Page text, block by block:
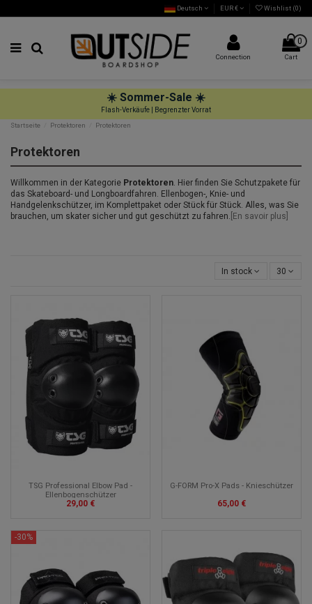
Deutsch EUR € Wishlist (0)
Connection
0
Cart
☀️ Sommer-Sale ☀️
Flash-Verkäufe | Begrenzter Vorrat
Startseite
Protektoren Protektoren
Protektoren
Willkommen in der Kategorie Protektoren . Hier finden Sie Schutzpakete für
das Skateboard- und Longboardfahren. Ellenbogen-, Knie- und
Handgelenkschützer, im Komplettpaket oder Stück für Stück. Alles, was Sie
brauchen, um skater sicher und gut geschützt zu fahren. [En savoir plus]
In stock 30
TSG Professional Elbow Pad -
Ellenbogenschützer
29,00 €
G-FORM Pro-X Pads - Knieschützer
65,00 €
-30%